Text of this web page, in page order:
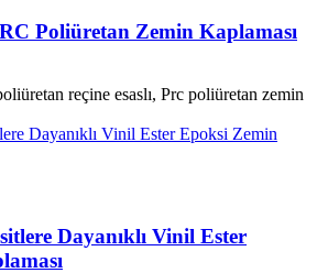
Poliüretan Zemin Kaplaması
reçine esaslı, Prc poliüretan zemin
Dayanıklı Vinil Ester